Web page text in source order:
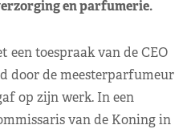
en parfumerie.
een toespraak van de CEO
door de meesterparfumeur
op zijn werk. In een
van de Koning in